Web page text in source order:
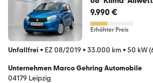
9.990 €
Erhöhter Preis
Unfallfrei • EZ 08/2019 • 33.000 km • 50 kW
Unternehmen Marco Gehring Automobile
04179 Leipzig